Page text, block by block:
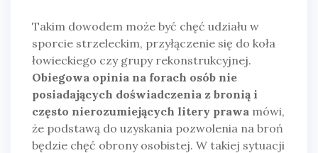
Takim dowodem może być chęć udziału w
sporcie strzeleckim, przyłączenie się do koła
łowieckiego czy grupy rekonstrukcyjnej.
Obiegowa opinia na forach osób nie
posiadających doświadczenia z bronią i
często nierozumiejących litery prawa mówi,
że podstawą do uzyskania pozwolenia na broń
będzie chęć obrony osobistej. W takiej sytuacji